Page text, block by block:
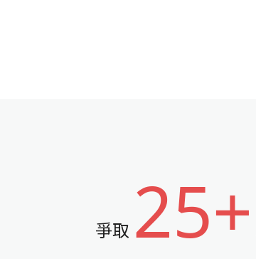
爭取 25+